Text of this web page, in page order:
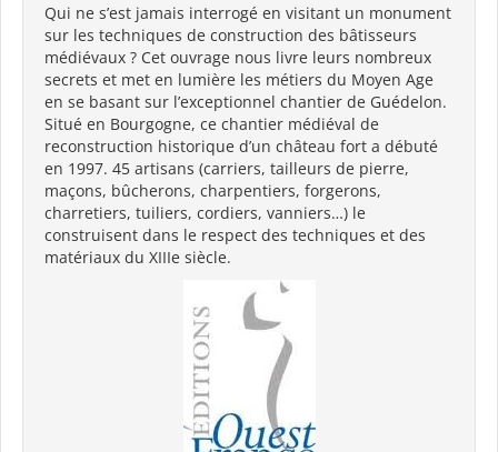
Qui ne s’est jamais interrogé en visitant un monument
sur les techniques de construction des bâtisseurs
médiévaux ? Cet ouvrage nous livre leurs nombreux
secrets et met en lumière les métiers du Moyen Age
en se basant sur l’exceptionnel chantier de Guédelon.
Situé en Bourgogne, ce chantier médiéval de
reconstruction historique d’un château fort a débuté
en 1997. 45 artisans (carriers, tailleurs de pierre,
maçons, bûcherons, charpentiers, forgerons,
charretiers, tuiliers, cordiers, vanniers…) le
construisent dans le respect des techniques et des
matériaux du XIIIe siècle.